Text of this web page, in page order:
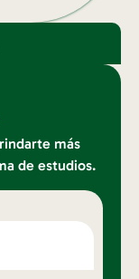
más
de estudios.